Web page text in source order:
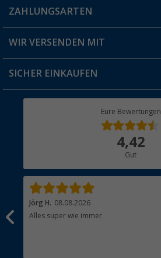
Blog
Jobs & Karriere
FAQ & Kontakt
Versandinformationen
Rücksendung
ZAHLUNGSARTEN
WIR VERSENDEN MIT
SICHER EINKAUFEN
Eure Bewertungen
4,42
Gut
Jörg H. 08.08.2026
Alles super wie immer